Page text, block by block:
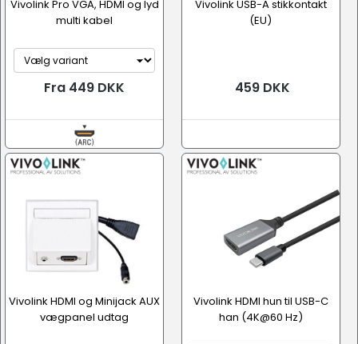
Vivolink Pro VGA, HDMI og lyd
multi kabel
Fra 449 DKK
Vivolink USB-A stikkontakt
(EU)
459 DKK
Vivolink HDMI og Minijack AUX
vægpanel udtag
Vivolink HDMI hun til USB-C
han (4K@60 Hz)